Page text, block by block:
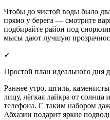
Чтобы до чистой воды было
прямо у берега — смотрите
подбирайте район под
мысы дают лучшую
✓
Простой план идеального дня
Раннее утро, штиль,
лицу, лёгкая лайкра от
телефона. С таким набором
Абхазии подарит яркие